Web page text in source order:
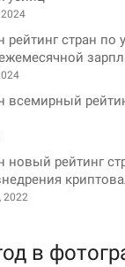
2024
рейтинг стран по
всемирный
новый рейтинг
2022
в